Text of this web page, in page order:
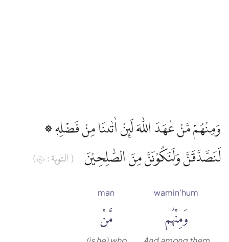
۞ وَمِنْهُمْ مَّنْ عٰهَدَ اللّٰهَ لَىِٕنْ اٰتٰىنَا مِنْ فَضْلِهٖ
لَنَصَّدَّقَنَّ وَلَنَكُوْنَنَّ مِنَ الصّٰلِحِيْنَ
( التوبة : ٧٥)
wamin'hum
وَمِنْهُم
man
مَّنْ